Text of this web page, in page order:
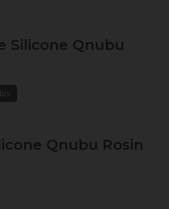
Silicone Qnubu
Qnubu Rosin